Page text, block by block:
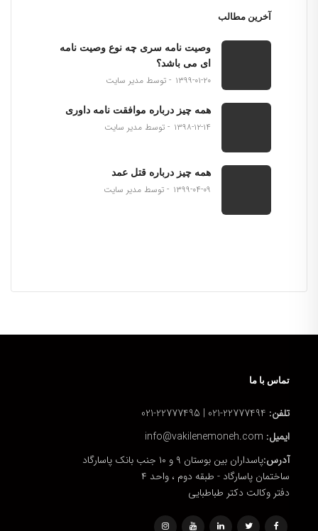
آخرین مطالب
وصیت نامه سری چه نوع وصیت نامه
ای می باشد؟
۱۳۹۹-۰۱-۲۰ توسط مدیر سایت
همه چیز درباره موافقت نامه داوری
۱۳۹۸-۱۲-۱۴ توسط مدیر سایت
همه چیز درباره قتل عمد
۱۳۹۹-۰۴-۰۹ توسط مدیر سایت
تماس با ما
تلفن:
ایمیل:
آدرس:پاسداران بین بوستان ۹ و ۱۰ جنب بانک پاسارگاد
ساختمان پاسارگاد - طبقه دوم ، واحد ۴
دفتر وکالت دکتر طباطبایی